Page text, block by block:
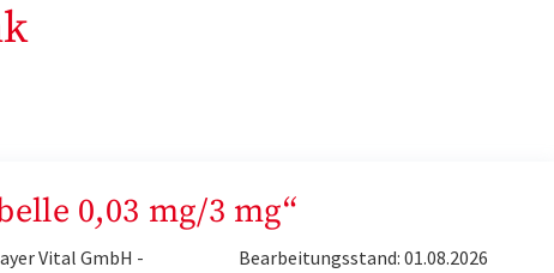
0,03 mg/3 mg“
Vital GmbH -
Bearbeitungsstand: 01.08.2026